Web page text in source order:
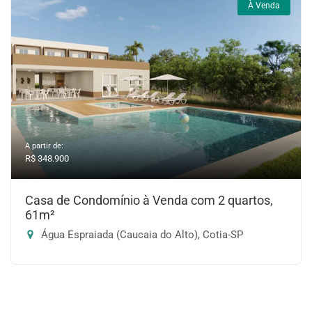
À Venda
A partir de:
R$ 348.900
Casa de Condomínio à Venda com 2 quartos,
61m²
Água Espraiada (Caucaia do Alto), Cotia-SP